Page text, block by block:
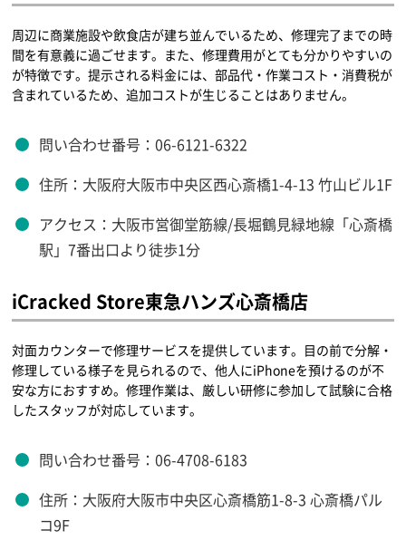
周辺に商業施設や飲食店が建ち並んでいるため、修理完了までの時
間を有意義に過ごせます。また、修理費用がとても分かりやすいの
が特徴です。提示される料金には、部品代・作業コスト・消費税が
含まれているため、追加コストが生じることはありません。
問い合わせ番号：06-6121-6322
住所：大阪府大阪市中央区西心斎橋1-4-13 竹山ビル1F
アクセス：大阪市営御堂筋線/長堀鶴見緑地線「心斎橋
駅」7番出口より徒歩1分
iCracked Store東急ハンズ心斎橋店
対面カウンターで修理サービスを提供しています。目の前で分解・
修理している様子を見られるので、他人にiPhoneを預けるのが不
安な方におすすめ。修理作業は、厳しい研修に参加して試験に合格
したスタッフが対応しています。
問い合わせ番号：06-4708-6183
住所：大阪府大阪市中央区心斎橋筋1-8-3 心斎橋パル
コ9F